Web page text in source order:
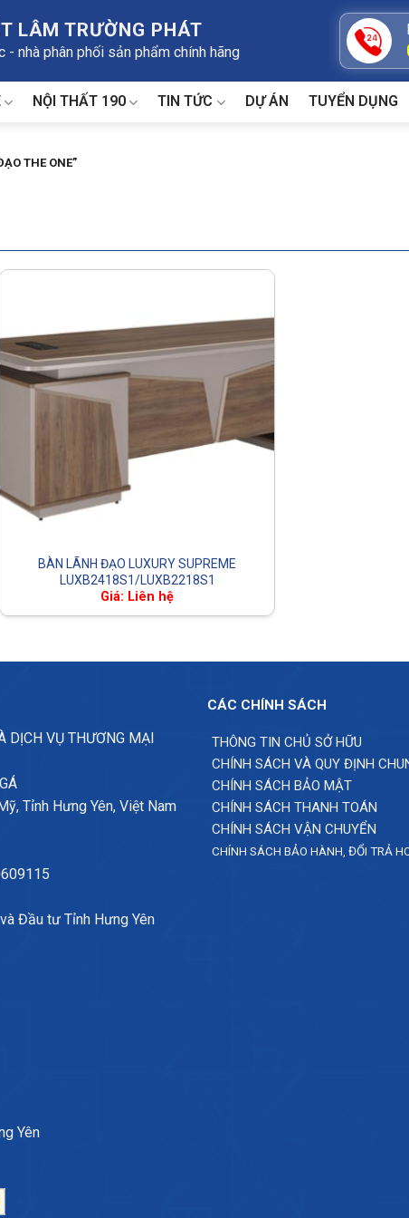
LÂM TRƯỜNG PHÁT
- nhà phân phối sản phẩm chính hãng
NỘI THẤT 190 TIN TỨC DỰ ÁN TUYỂN DỤNG
THE ONE”
BÀN LÃNH ĐẠO LUXURY SUPREME
LUXB2418S1/LUXB2218S1
Giá: Liên hệ
DỊCH VỤ THƯƠNG MẠI
Tỉnh Hưng Yên, Việt Nam
Đầu tư Tỉnh Hưng Yên
CÁC CHÍNH SÁCH
THÔNG TIN CHỦ SỞ HỮU
CHÍNH SÁCH VÀ QUY ĐỊNH
CHÍNH SÁCH BẢO MẬT
CHÍNH SÁCH THANH TOÁN
CHÍNH SÁCH VẬN CHUYỂN
CHÍNH SÁCH BẢO HÀNH, ĐỔI TRẢ
Yên